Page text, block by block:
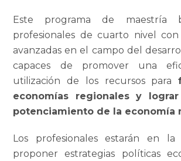
Este programa de maestría
profesionales de cuarto nivel con
avanzadas en el campo del
capaces de promover una
utilización de los recursos para
economías regionales y
potenciamiento de la economía
Los profesionales estarán en la
proponer estrategias políticas